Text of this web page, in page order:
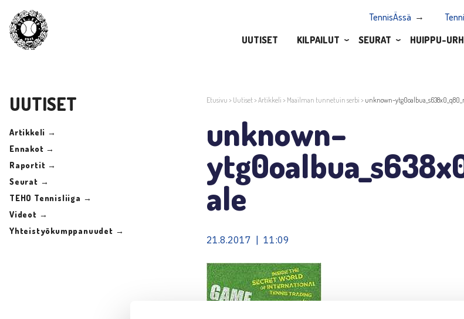
TennisÄssä
UUTISET
KILPAILUT SEURAT HUIPPU-
UUTISET
Artikkeli →
Ennakot →
Raportit →
Seurat →
TEHO Tennisliiga →
Videot →
Yhteistyökumppanuudet →
Etusivu > Uutiset>Artikkeli > Maailman tunnetuin serbi >
unknown–
ale
21.8.2017 | 11:09